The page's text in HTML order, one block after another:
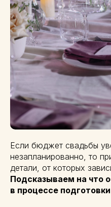
Если бюджет свадьбы
незапланированно, то
детали, от которых
Подсказываем на что
в процессе